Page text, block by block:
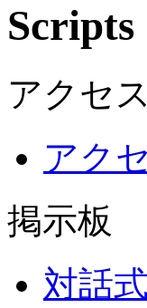
アクセ
アク
掲示板
対話